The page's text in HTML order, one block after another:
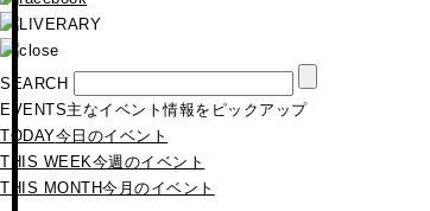
SEARCH
EVENTS主なイベント情報をピックアップ
TODAY今日のイベント
THIS WEEK今週のイベント
THIS MONTH今月のイベント